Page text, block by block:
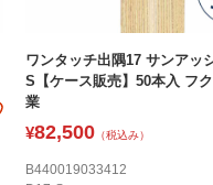
ワンタッチ出隅17 サンアッ
S【ケース販売】50本入 フ
業
¥82,500 （税込み）
B440019033412